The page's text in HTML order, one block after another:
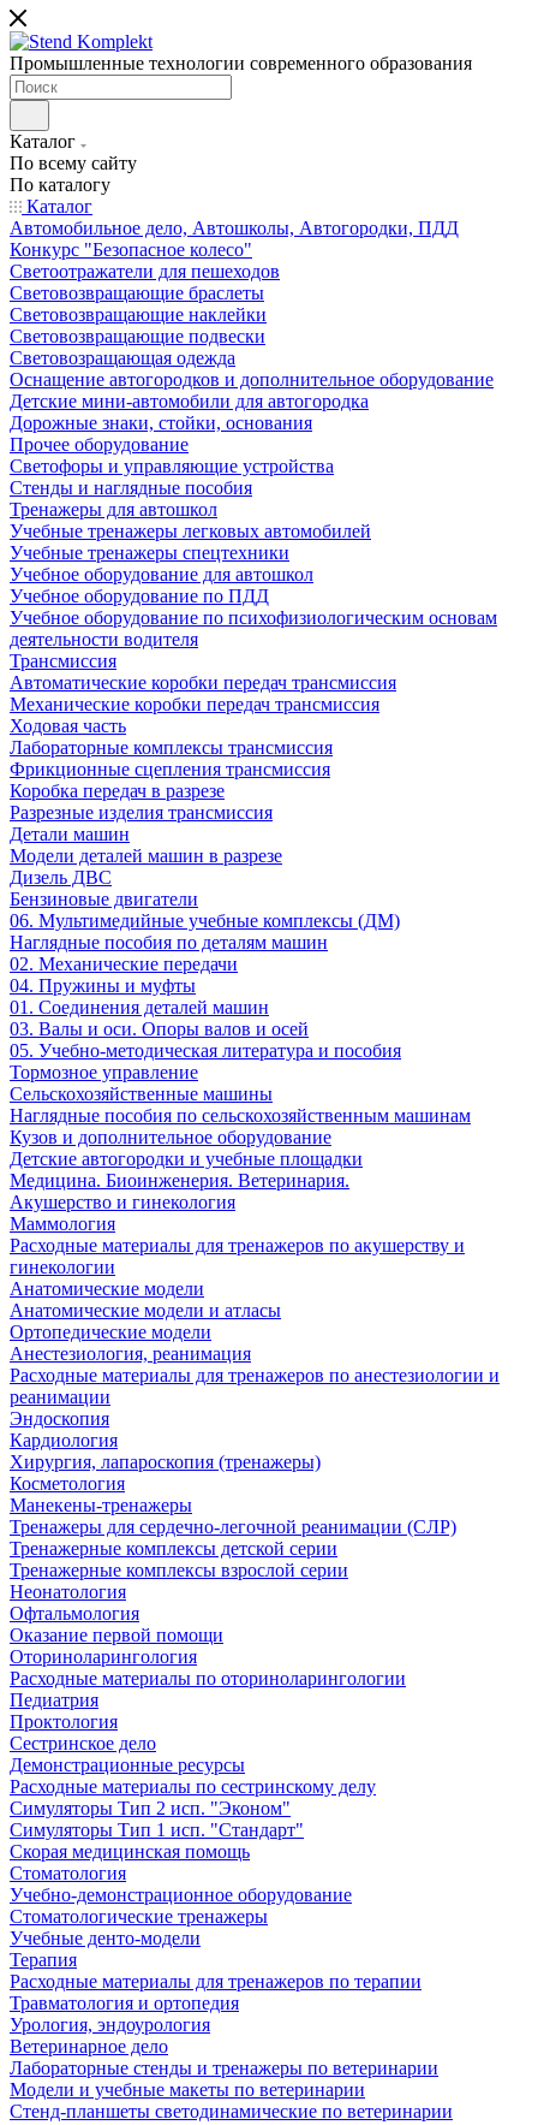
Промышленные технологии современного образования
Каталог
По всему сайту
По каталогу
Каталог
Автомобильное дело, Автошколы, Автогородки, ПДД
Конкурс "Безопасное колесо"
Светоотражатели для пешеходов
Световозвращающие браслеты
Световозвращающие наклейки
Световозвращающие подвески
Световозращающая одежда
Оснащение автогородков и дополнительное оборудование
Детские мини-автомобили для автогородка
Дорожные знаки, стойки, основания
Прочее оборудование
Светофоры и управляющие устройства
Стенды и наглядные пособия
Тренажеры для автошкол
Учебные тренажеры легковых автомобилей
Учебные тренажеры спецтехники
Учебное оборудование для автошкол
Учебное оборудование по ПДД
Учебное оборудование по психофизиологическим основам
деятельности водителя
Трансмиссия
Автоматические коробки передач трансмиссия
Механические коробки передач трансмиссия
Ходовая часть
Лабораторные комплексы трансмиссия
Фрикционные сцепления трансмиссия
Коробка передач в разрезе
Разрезные изделия трансмиссия
Детали машин
Модели деталей машин в разрезе
Дизель ДВС
Бензиновые двигатели
06. Мультимедийные учебные комплексы (ДМ)
Наглядные пособия по деталям машин
02. Механические передачи
04. Пружины и муфты
01. Соединения деталей машин
03. Валы и оси. Опоры валов и осей
05. Учебно-методическая литература и пособия
Тормозное управление
Сельскохозяйственные машины
Наглядные пособия по сельскохозяйственным машинам
Кузов и дополнительное оборудование
Детские автогородки и учебные площадки
Медицина. Биоинженерия. Ветеринария.
Акушерство и гинекология
Маммология
Расходные материалы для тренажеров по акушерству и
гинекологии
Анатомические модели
Анатомические модели и атласы
Ортопедические модели
Анестезиология, реанимация
Расходные материалы для тренажеров по анестезиологии и
реанимации
Эндоскопия
Кардиология
Хирургия, лапароскопия (тренажеры)
Косметология
Манекены-тренажеры
Тренажеры для сердечно-легочной реанимации (СЛР)
Тренажерные комплексы детской серии
Тренажерные комплексы взрослой серии
Неонатология
Офтальмология
Оказание первой помощи
Оториноларингология
Расходные материалы по оториноларингологии
Педиатрия
Проктология
Сестринское дело
Демонстрационные ресурсы
Расходные материалы по сестринскому делу
Симуляторы Тип 2 исп. "Эконом"
Симуляторы Тип 1 исп. "Стандарт"
Скорая медицинская помощь
Стоматология
Учебно-демонстрационное оборудование
Стоматологические тренажеры
Учебные денто-модели
Терапия
Расходные материалы для тренажеров по терапии
Травматология и ортопедия
Урология, эндоурология
Ветеринарное дело
Лабораторные стенды и тренажеры по ветеринарии
Модели и учебные макеты по ветеринарии
Стенд-планшеты светодинамические по ветеринарии